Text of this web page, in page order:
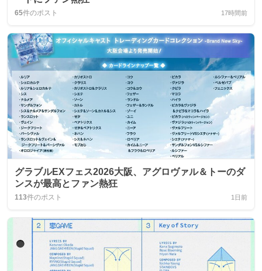
65件のポスト 17時間前
グラブルEXフェス2026大阪、アグロヴァル＆トーのダ
ンスが最高とファン熱狂
113件のポスト 1日前